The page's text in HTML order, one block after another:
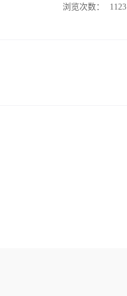
浏览次数：
1123